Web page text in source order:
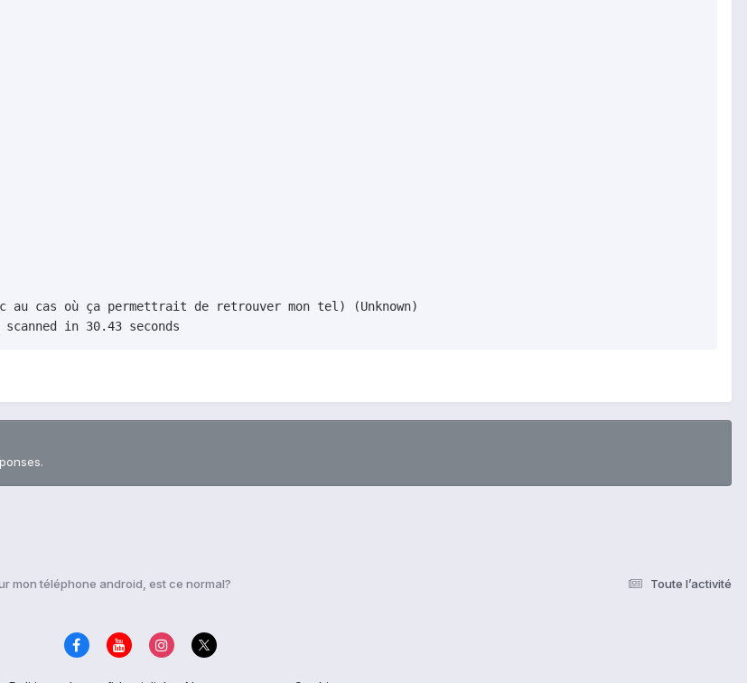
au cas où ça permettrait de retrouver mon tel) (Unknown)
in 30.43 seconds
Toute l’activité
mon téléphone android, est ce normal?